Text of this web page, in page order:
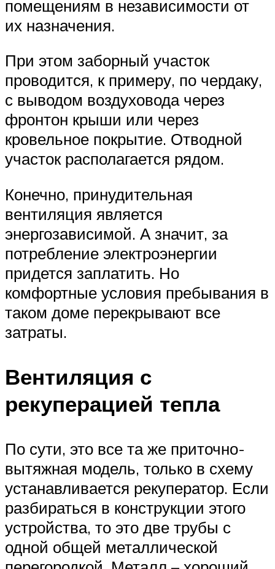
помещениям в независимости от
их назначения.
При этом заборный участок
проводится, к примеру, по чердаку,
с выводом воздуховода через
фронтон крыши или через
кровельное покрытие. Отводной
участок располагается рядом.
Конечно, принудительная
вентиляция является
энергозависимой. А значит, за
потребление электроэнергии
придется заплатить. Но
комфортные условия пребывания в
таком доме перекрывают все
затраты.
Вентиляция с
рекуперацией тепла
По сути, это все та же приточно-
вытяжная модель, только в схему
устанавливается рекуператор. Если
разбираться в конструкции этого
устройства, то это две трубы с
одной общей металлической